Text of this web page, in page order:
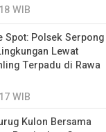
WIB
Spot: Polsek Serpong
Lewat
Terpadu di Rawa
WIB
Kulon Bersama